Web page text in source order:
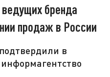
бренда
продаж в России
в